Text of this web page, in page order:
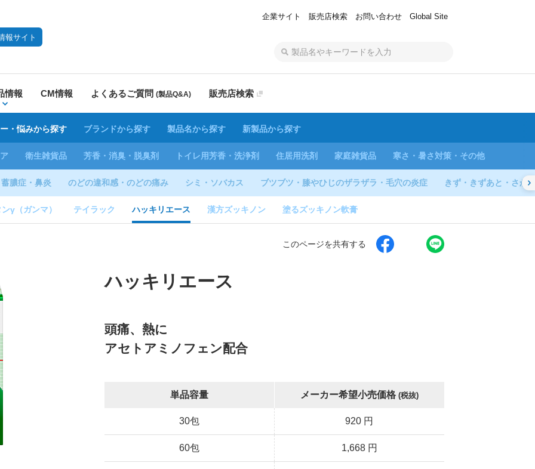
報サイト
企業サイト 販売店検索 お問い合わせ Global Site
情報 CM情報 よくあるご質問 (製品Q&A) 販売店検索
・悩みから探す ブランドから探す 製品名から探す 新製品から探す
衛生雑貨品 芳香・消臭・脱臭剤 トイレ用芳香・洗浄剤 住居用洗剤 家庭雑貨品 寒さ・暑さ対策・その他
蓄膿症・鼻炎 のどの違和感・のどの痛み シミ・ソバカス ブツブツ・膝やひじのザラザラ・毛穴の炎症 きず・きずあと・さか
γ（ガンマ） テイラック ハッキリエース 漢方ズッキノン 塗るズッキノン軟膏
ハッキリエース
頭痛、熱に
アセトアミノフェン配合
単品容量 メーカー希望小売価格(税抜)
30包 920 円
60包 1,668 円
このページを共有する